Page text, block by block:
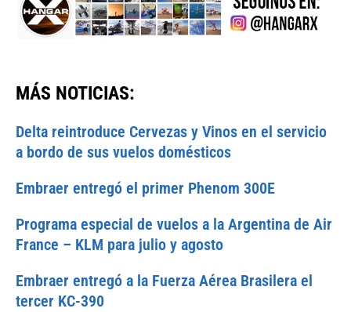
MÁS NOTICIAS:
Delta reintroduce Cervezas y Vinos en el servicio
a bordo de sus vuelos domésticos
Embraer entregó el primer Phenom 300E
Programa especial de vuelos a la Argentina de Air
France – KLM para julio y agosto
Embraer entregó a la Fuerza Aérea Brasilera el
tercer KC-390